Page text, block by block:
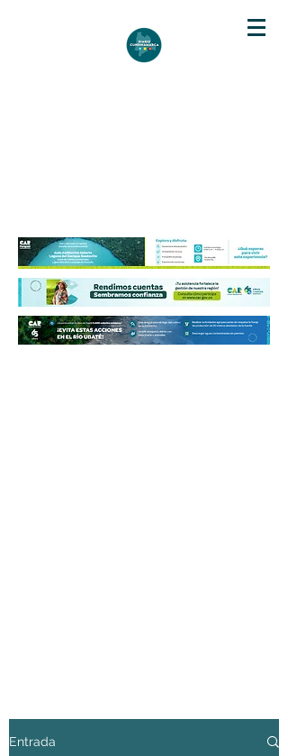
Entrada